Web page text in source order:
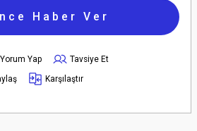
Haber Ver
Yorum Yap
Tavsiye Et
Karşılaştır